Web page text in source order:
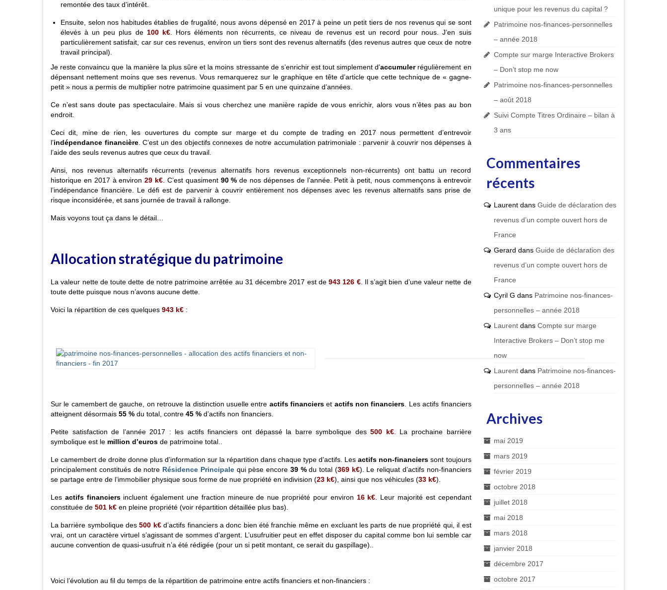
remontée des taux d’intérêt.
Ensuite, selon nos habitudes établies de frugalité, nous avons dépensé en 2017 à peine un petit tiers de nos revenus qui se sont
élevés à un peu plus de 100 k€. Hors éléments non récurrents, ce niveau de revenus est un record pour nous. J’en suis
particulièrement satisfait, car sur ces revenus, environ un tiers sont des revenus alternatifs (des revenus autres que ceux de notre
travail principal).
Je reste convaincu que la manière la plus sûre et la moins stressante de s’enrichir est tout simplement d’accumulerrégulièrement en
dépensant nettement moins que ses revenus. Vous remarquerez sur le graphique en tête d’article que cette technique de « gagne-
petit » nous a permis de multiplier notre patrimoine quasiment par 5 en une quinzaine d’années.
Ce n’est sans doute pas spectaculaire. Mais si vous cherchez une manière rapide de vous enrichir, alors vous n’êtes pas au bon
endroit.
Ceci dit, mine de rien, les ouvertures du compte sur marge et du compte de trading en 2017 nous permettent d’entrevoir
l’indépendance financière. C’est un des objectifs connexes de notre accumulation patrimoniale : parvenir à couvrir nos dépenses à
l’aide des seuls revenus autres que ceux du travail.
Ainsi, nos revenus alternatifs récurrents (revenus alternatifs hors revenus exceptionnels non-récurrents) ont battu un record
historique en 2017 à environ 29 k€ . C’est quasiment 90 % de nos dépenses de l’année. Petit à petit, nous commençons à entrevoir
l’indépendance financière. Le défi est de parvenir à couvrir entièrement nos dépenses avec les revenus alternatifs sans prise de
risque inconsidérée, et sans journée de travail à rallonge.
Mais voyons tout ça dans le détail…
Allocation stratégique du patrimoine
La valeur nette de toute dette de notre patrimoine arrêtée au 31 décembre 2017 est de943 126 €. Il s’agit bien d’une valeur nette de
toute dette puisque nous n’avons aucune dette.
Voici la répartition de ces quelques 943 k€ :
Sur le camembert de gauche, on retrouve la distinction usuelle entre actifs financiers et actifs non financiers
Les actifs financiers
atteignent désormais 55 % du total, contre 45 % d’actifs non financiers.
Petite satisfaction de l’année 2017 : les actifs financiers ont dépassé la barre symbolique des500 k€. La prochaine barrière
symbolique est le million d’euros de patrimoine total..
Le camembert de droite donne plus d’information sur la répartition dans chaque type d’actifs. Lesactifs non-financiers sont toujours
principalement constitués de notre Résidence Principalequi pèse encore 39 %du total (369 k€). Le reliquat d’actifs non-financiers
se partage entre de l’immobilier physique sous forme de nue propriété en indivision (23 k€), ainsi que nos véhicules (33 k€).
Les actifs financiersincluent également une fraction mineure de nue propriété pour environ 16 k€ . Leur majorité est cependant
constituée de 501 k€ en pleine propriété (voir répartition détaillée plus bas).
La barrière symbolique des500 k€ d’actifs financiers a donc bien été franchie même en excluant les parts de nue propriété qui, il est
vrai, ont un caractère virtuel s’agissant de sommes d’argent. L’usufruitier peut en effet disposer du capital comme bon lui semble car
aucune convention de quasi-usufruit n’a été rédigée (pour un si petit montant, ce serait du gaspillage)..
Voici l’évolution au fil du temps de la répartition de patrimoine entre actifs financiers et non-financiers :
unique pour les revenus du capital ?
Patrimoine nos-finances-personnelles
– année 2018
Compte sur marge Interactive Brokers
– Don’t stop me now
Patrimoine nos-finances-personnelles
– août 2018
Suivi Compte Titres Ordinaire – bilan à
3 ans
Commentaires
récents
Laurentdans Guide de déclaration des
revenus d’un compte ouvert hors de
France
Gerard dans Guide de déclaration des
revenus d’un compte ouvert hors de
France
Cyril G dans Patrimoine nos-finances-
personnelles – année 2018
Laurentdans Compte sur marge
Interactive Brokers – Don’t stop me
now
Laurentdans Patrimoine nos-finances-
personnelles – année 2018
Archives
mai 2019
mars 2019
février 2019
octobre 2018
juillet 2018
mai 2018
mars 2018
janvier 2018
décembre 2017
octobre 2017